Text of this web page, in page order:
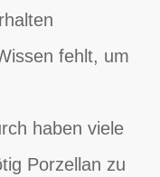
fehlt, um
haben viele
Porzellan zu